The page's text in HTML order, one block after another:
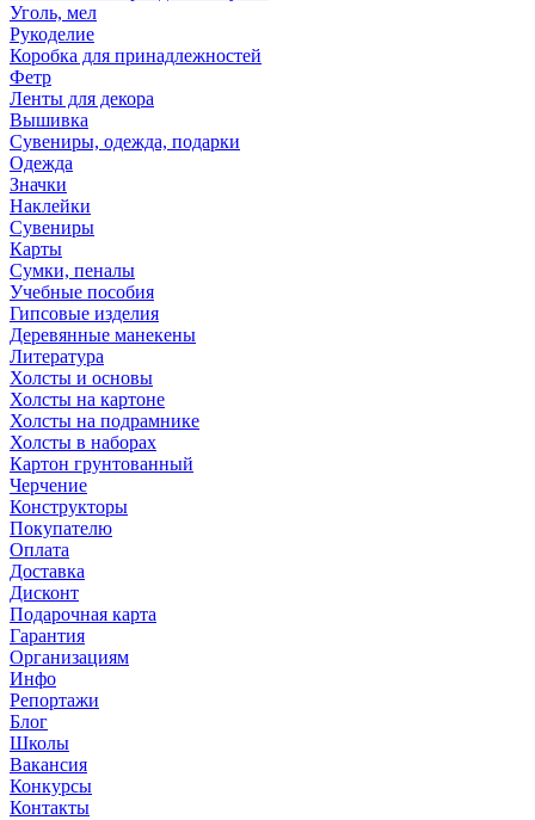
Уголь, мел
Рукоделие
Коробка для принадлежностей
Фетр
Ленты для декора
Вышивка
Сувениры, одежда, подарки
Одежда
Значки
Наклейки
Сувениры
Карты
Сумки, пеналы
Учебные пособия
Гипсовые изделия
Деревянные манекены
Литература
Холсты и основы
Холсты на картоне
Холсты на подрамнике
Холсты в наборах
Картон грунтованный
Черчение
Конструкторы
Покупателю
Оплата
Доставка
Дисконт
Подарочная карта
Гарантия
Организациям
Инфо
Репортажи
Блог
Школы
Вакансия
Конкурсы
Контакты